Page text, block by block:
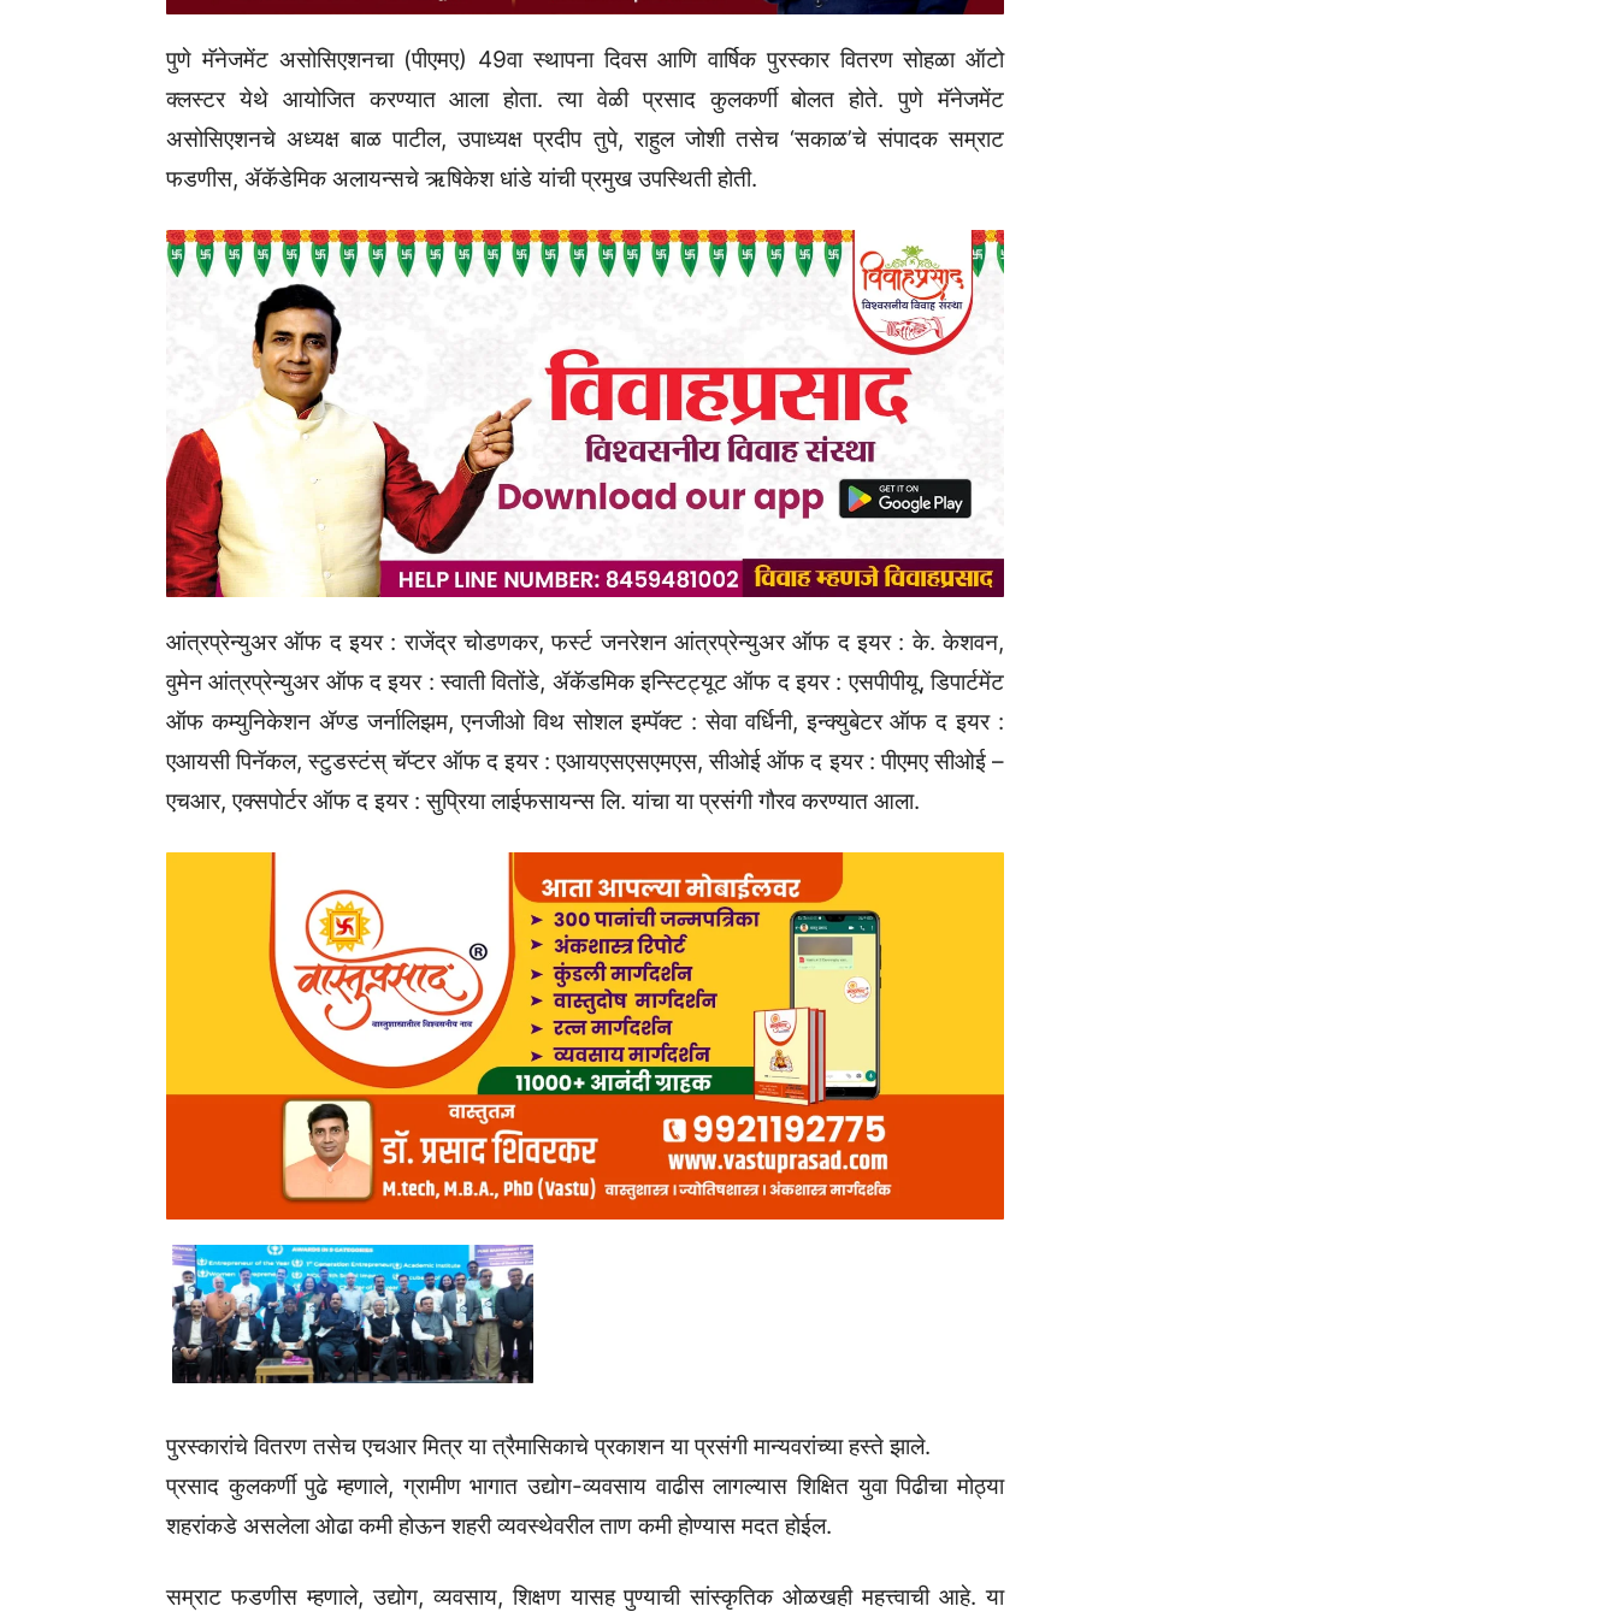
पुणे मॅनेजमेंट असोसिएशनचा (पीएमए) 49वा स्थापना दिवस आणि वार्षिक पुरस्कार वितरण सोहळा ऑटो
क्लस्टर येथे आयोजित करण्यात आला होता. त्या वेळी प्रसाद कुलकर्णी बोलत होते. पुणे मॅनेजमेंट
असोसिएशनचे अध्यक्ष बाळ पाटील, उपाध्यक्ष प्रदीप तुपे, राहुल जोशी तसेच ‌‘सकाळ‌’चे संपादक सम्राट
फडणीस, ॲकॅडेमिक अलायन्सचे ऋषिकेश धांडे यांची प्रमुख उपस्थिती होती.
आंत्रप्रेन्युअर ऑफ द इयर : राजेंद्र चोडणकर, फर्स्ट जनरेशन आंत्रप्रेन्युअर ऑफ द इयर : के. केशवन,
वुमेन आंत्रप्रेन्युअर ऑफ द इयर : स्वाती वितोंडे, ॲकॅडमिक इन्स्टिट्यूट ऑफ द इयर : एसपीपीयू, डिपार्टमेंट
ऑफ कम्युनिकेशन ॲण्ड जर्नालिझम, एनजीओ विथ सोशल इम्पॅक्ट : सेवा वर्धिनी, इन्क्युबेटर ऑफ द इयर :
एआयसी पिनॅकल, स्टुडस्टंस्‌‍ चॅप्टर ऑफ द इयर : एआयएसएसएमएस, सीओई ऑफ द इयर : पीएमए सीओई –
एचआर, एक्सपोर्टर ऑफ द इयर : सुप्रिया लाईफसायन्स लि. यांचा या प्रसंगी गौरव करण्यात आला.
पुरस्कारांचे वितरण तसेच एचआर मित्र या त्रैमासिकाचे प्रकाशन या प्रसंगी मान्यवरांच्या हस्ते झाले.
प्रसाद कुलकर्णी पुढे म्हणाले, ग्रामीण भागात उद्योग-व्यवसाय वाढीस लागल्यास शिक्षित युवा पिढीचा मोठ्या
शहरांकडे असलेला ओढा कमी होऊन शहरी व्यवस्थेवरील ताण कमी होण्यास मदत होईल.
सम्राट फडणीस म्हणाले, उद्योग, व्यवसाय, शिक्षण यासह पुण्याची सांस्कृतिक ओळखही महत्त्वाची आहे. या